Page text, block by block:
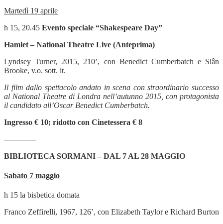
Martedì 19 aprile
h 15, 20.45 Evento speciale “Shakespeare Day”
Hamlet – National Theatre Live (Anteprima)
Lyndsey Turner, 2015, 210’, con Benedict Cumberbatch e Siân
Brooke, v.o. sott. it.
Il film dallo spettacolo andato in scena con straordinario successo
al National Theatre di Londra nell’autunno 2015, con protagonista
il candidato all’Oscar Benedict Cumberbatch.
Ingresso € 10; ridotto con Cinetessera € 8
————
BIBLIOTECA SORMANI – DAL 7 AL 28 MAGGIO
Sabato 7 maggio
h 15 la bisbetica domata
Franco Zeffirelli, 1967, 126’, con Elizabeth Taylor e Richard Burton